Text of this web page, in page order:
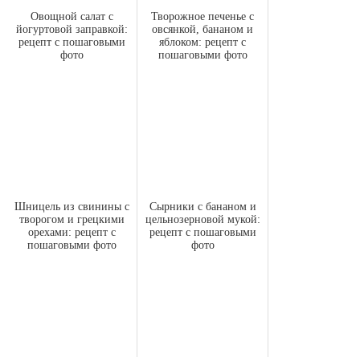
Овощной салат с
йогуртовой заправкой:
рецепт с пошаговыми
фото
Творожное печенье с
овсянкой, бананом и
яблоком: рецепт с
пошаговыми фото
Шницель из свинины с
творогом и грецкими
орехами: рецепт с
пошаговыми фото
Сырники с бананом и
цельнозерновой мукой:
рецепт с пошаговыми
фото